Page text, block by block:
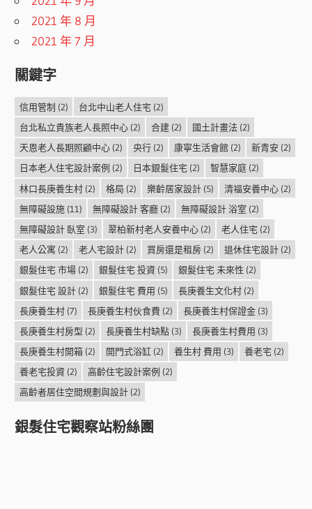
2021 年 8 月
2021 年 7 月
關鍵字
信用管制 (2) 台北中山老人住宅 (2)
台北私立貴族老人長照中心(2) 合建(2) 國土計畫法(2)
天恩老人長期照顧中心(2) 央行(2) 康寧生活會館(2) 新青安 (2)
日本老人住宅設計案例 (2) 日本銀髮住宅 (2) 智慧家庭(2)
林口長庚養生村(2) 格局 (2) 樂齡居家設計(5) 清福安養中心(2)
無障礙設施(11) 無障礙設計 客廳(2) 無障礙設計 浴室 (2)
無障礙設計 臥室 (3) 翠柏新村老人安養中心(2) 老人住宅 (2)
老人公寓 (2) 老人宅設計(2) 買房還是租房(2) 退休住宅設計(2)
銀髮住宅 市場(2) 銀髮住宅 投資(5) 銀髮住宅 未來性 (2)
銀髮住宅 設計(2) 銀髮住宅 費用 (5) 長庚養生文化村(2)
長庚養生村(7) 長庚養生村伙食費 (2) 長庚養生村保證金(3)
長庚養生村房型 (2) 長庚養生村缺點(3) 長庚養生村費用 (3)
長庚養生村開箱(2) 開門式浴缸(2) 養生村 費用 (3) 養老宅 (2)
養老宅投資(2) 高齡住宅設計案例 (2)
高齡者居住空間規劃與設計(2)
銀髮住宅觀察站粉絲團